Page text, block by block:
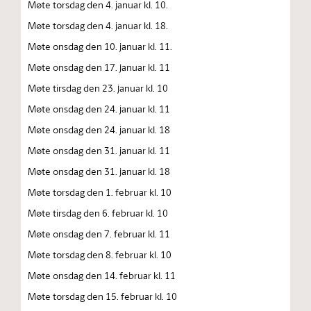
Møte torsdag den 4. januar kl. 10.
Møte torsdag den 4. januar kl. 18.
Møte onsdag den 10. januar kl. 11.
Møte onsdag den 17. januar kl. 11
Møte tirsdag den 23. januar kl. 10
Møte onsdag den 24. januar kl. 11
Møte onsdag den 24. januar kl. 18
Møte onsdag den 31. januar kl. 11
Møte onsdag den 31. januar kl. 18
Møte torsdag den 1. februar kl. 10
Møte tirsdag den 6. februar kl. 10
Møte onsdag den 7. februar kl. 11
Møte torsdag den 8. februar kl. 10
Møte onsdag den 14. februar kl. 11
Møte torsdag den 15. februar kl. 10